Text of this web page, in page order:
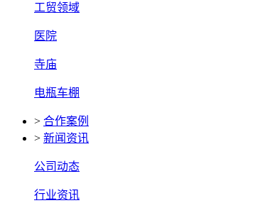
工贸领域
医院
寺庙
电瓶车棚
> 合作案例
> 新闻资讯
公司动态
行业资讯